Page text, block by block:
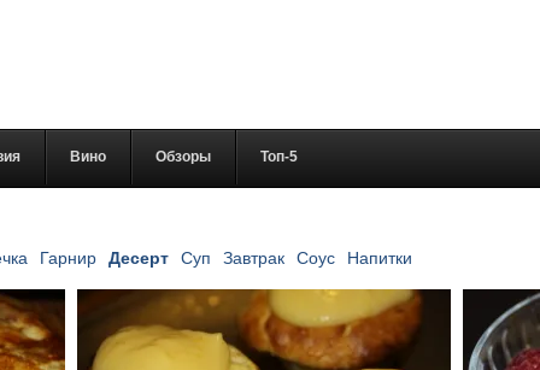
Вино Обзоры Топ-5
Гарнир Десерт Суп Завтрак Соус Напитки